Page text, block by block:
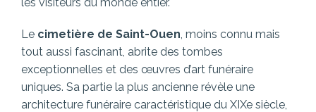
Le cimetière de Saint-Ouen , moins connu mais
tout aussi fascinant, abrite des tombes
exceptionnelles et des œuvres d’art funéraire
uniques. Sa partie la plus ancienne révèle une
architecture funéraire caractéristique du XIXe siècle,